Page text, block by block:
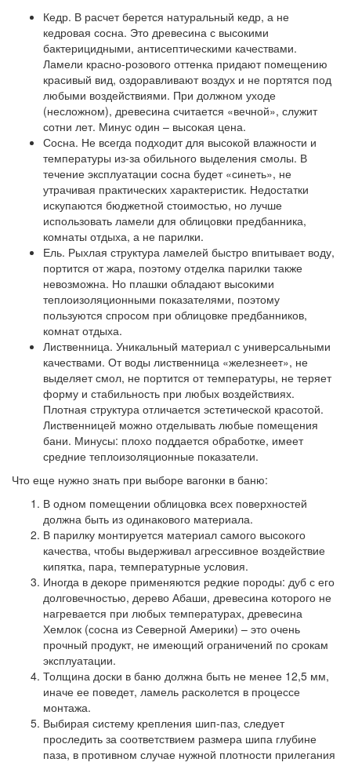
Кедр. В расчет берется натуральный кедр, а не
кедровая сосна. Это древесина с высокими
бактерицидными, антисептическими качествами.
Ламели красно-розового оттенка придают помещению
красивый вид, оздоравливают воздух и не портятся под
любыми воздействиями. При должном уходе
(несложном), древесина считается «вечной», служит
сотни лет. Минус один – высокая цена.
Сосна. Не всегда подходит для высокой влажности и
температуры из-за обильного выделения смолы. В
течение эксплуатации сосна будет «синеть», не
утрачивая практических характеристик. Недостатки
искупаются бюджетной стоимостью, но лучше
использовать ламели для облицовки предбанника,
комнаты отдыха, а не парилки.
Ель. Рыхлая структура ламелей быстро впитывает воду,
портится от жара, поэтому отделка парилки также
невозможна. Но плашки обладают высокими
теплоизоляционными показателями, поэтому
пользуются спросом при облицовке предбанников,
комнат отдыха.
Лиственница. Уникальный материал с универсальными
качествами. От воды лиственница «железнеет», не
выделяет смол, не портится от температуры, не теряет
форму и стабильность при любых воздействиях.
Плотная структура отличается эстетической красотой.
Лиственницей можно отделывать любые помещения
бани. Минусы: плохо поддается обработке, имеет
средние теплоизоляционные показатели.
Что еще нужно знать при выборе вагонки в баню:
В одном помещении облицовка всех поверхностей
должна быть из одинакового материала.
В парилку монтируется материал самого высокого
качества, чтобы выдерживал агрессивное воздействие
кипятка, пара, температурные условия.
Иногда в декоре применяются редкие породы: дуб с его
долговечностью, дерево Абаши, древесина которого не
нагревается при любых температурах, древесина
Хемлок (сосна из Северной Америки) – это очень
прочный продукт, не имеющий ограничений по срокам
эксплуатации.
Толщина доски в баню должна быть не менее 12,5 мм,
иначе ее поведет, ламель расколется в процессе
монтажа.
Выбирая систему крепления шип-паз, следует
проследить за соответствием размера шипа глубине
паза, в противном случае нужной плотности прилегания